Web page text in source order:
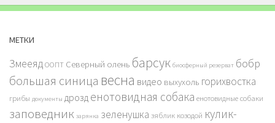
МЕТКИ
ЗмееядООПТ Северный олень барсук биосферный резерват бобр
большая синица весна видео выхухоль горихвостка
грибы документы дрозд енотовидная собака енотовидные собаки
заповедник зарянка зеленушка зяблик козодой кулик-